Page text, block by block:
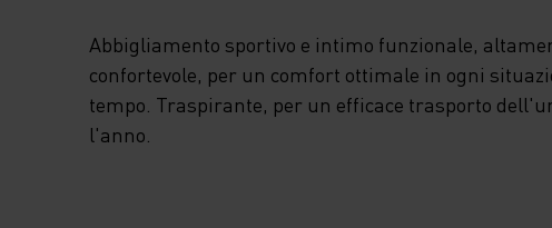
Abbigliamento sportivo e intimo funzionale,
confortevole, per un comfort ottimale in ogni
tempo. Traspirante, per un efficace trasporto
l'anno.